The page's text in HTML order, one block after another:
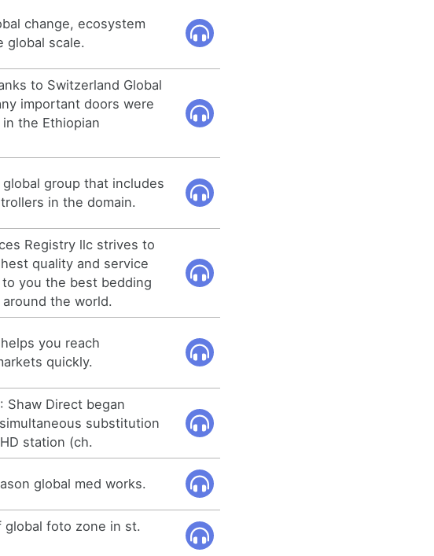
change, ecosystem
global scale.
to Switzerland Global
important doors were
the Ethiopian
group that includes
in the domain.
Registry llc strives to
quality and service
you the best bedding
the world.
you reach
quickly.
Shaw Direct began
substitution
station (ch.
global med works.
global foto zone in st.